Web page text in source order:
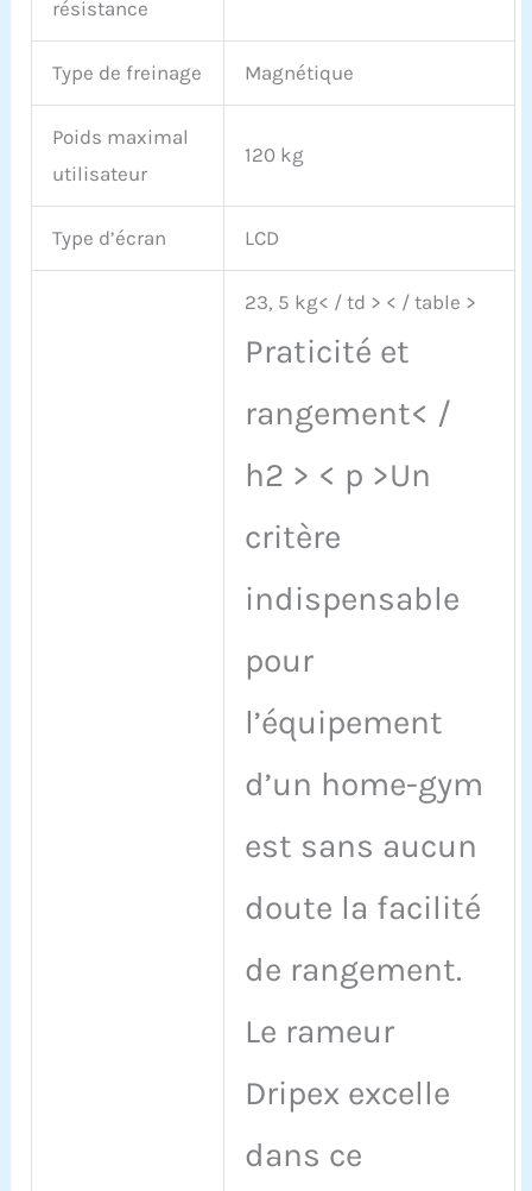
clients des services et
des produits de la plus
offrons une-garantie
de retour
inconditionnelle. Si vous
n'hésitez pas à nous
contacter. Notre équipe
clientèle est toujours à
résistance
Type de freinage Magnétique
Poids maximal
utilisateur
120 kg
Type d’écran LCD
23, 5 kg< / td > < / table >
Praticité et
rangement< /
h2 > < p >Un
critère
indispensable
pour
l’équipement
d’un home-gym
est sans aucun
doute la facilité
de rangement.
Le rameur
Dripex excelle
dans ce